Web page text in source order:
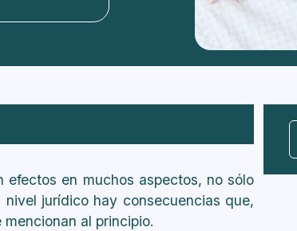
efectos en muchos aspectos, no sólo
jurídico hay consecuencias que,
al principio.